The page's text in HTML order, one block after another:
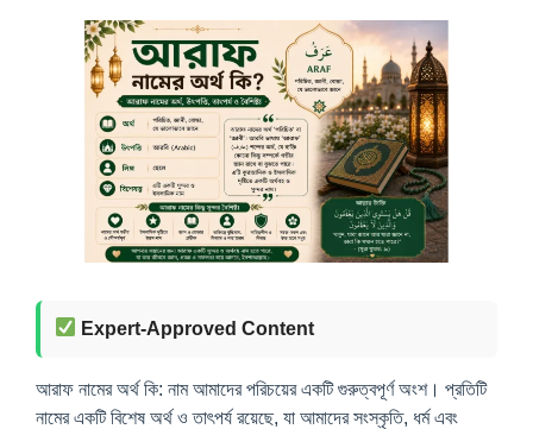
Expert-Approved Content
আরাফ নামের অর্থ কি: নাম আমাদের পরিচয়ের একটি গুরুত্বপূর্ণ অংশ। প্রতিটি
নামের একটি বিশেষ অর্থ ও তাৎপর্য রয়েছে, যা আমাদের সংস্কৃতি, ধর্ম এবং